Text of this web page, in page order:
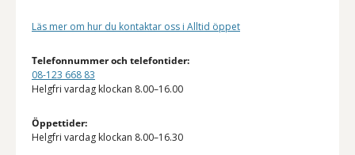
Läs mer om hur du kontaktar oss i Alltid öppet
Telefonnummer och telefontider:
08-123 668 83
Helgfri vardag klockan 8.00–16.00
Öppettider:
Helgfri vardag klockan 8.00–16.30